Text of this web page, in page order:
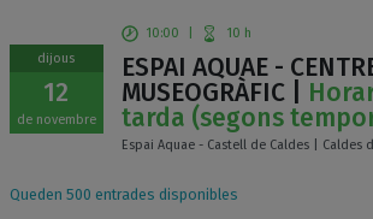
dijous
12
de novembre
10:00 10 h
ESPAI AQUAE -
MUSEOGRÀFIC |
tarda (segons
Espai Aquae - Castell de Caldes | Caldes
Queden 500 entrades disponibles